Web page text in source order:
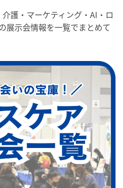
護・マーケティング・AI・ロ
展示会情報を一覧でまとめて